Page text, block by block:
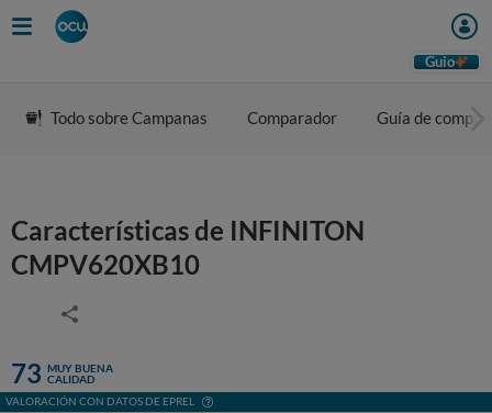
Guio
Todo sobre Campanas Comparador Guía de compra
Características de INFINITON
CMPV620XB10
73 MUY BUENA
CALIDAD
VALORACIÓN CON DATOS DE EPREL